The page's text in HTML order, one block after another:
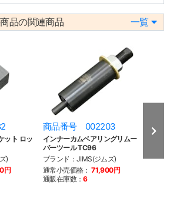
品の関連商品 一覧
ット ロッ
)
円
商品番号 002203
インナーカムベアリングリムー
バーツール TC96
ブランド：JIMS(ジムズ)
通常小売価格： 71,900円
通販在庫数：6
商
ブラ